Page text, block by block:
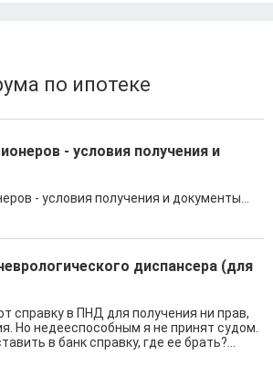
по ипотеке
- условия получения и
- условия получения и документы...
диспансера (для
справку в ПНД для получения ни прав,
Но недееспособным я не принят судом.
в банк справку, где ее брать?...